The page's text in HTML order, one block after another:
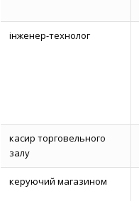
інженер-технолог
касир торговельного
залу
керуючий магазином